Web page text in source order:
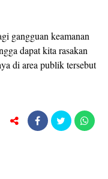
gangguan keamanan
dapat kita rasakan
di area publik tersebut